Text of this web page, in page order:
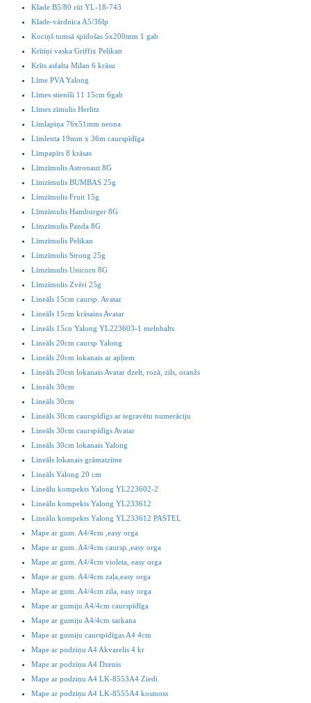
Klade B5/80 rūt YL-18-743
Klade-vārdnīca A5/36lp
Kociņš tumsā spīdošas 5x200mm 1 gab
Krītiņi vaska Griffix Pelikan
Krīts asfalta Milan 6 krāsu
Līme PVA Yalong
Līmes stienīši 11 15cm 6gab
Līmes zīmulis Herlitz
Līmlapiņa 76x51mm neona
Līmlenta 19mm x 36m caurspīdīga
Līmpapīrs 8 krāsas
Līmzīmulis Astronaut 8G
Līmzīmulis BUMBAS 25g
Līmzīmulis Fruit 15g
Līmzīmulis Hamburger 8G
Līmzīmulis Panda 8G
Līmzīmulis Pelikan
Līmzīmulis Strong 25g
Līmzīmulis Unicorn 8G
Līmzīmulis Zvēri 25g
Lineāls 15cm caursp. Avatar
Lineāls 15cm krāsains Avatar
Lineāls 15cn Yalong YL223603-1 melnbalts
Lineāls 20cm caursp Yalong
Lineāls 20cm lokanais ar apļiem
Lineāls 20cm lokanais Avatar dzelt, rozā, zils, oranžs
Lineāls 30cm
Lineāls 30cm
Lineāls 30cm caurspīdīgs ar iegravētu numerāciju
Lineāls 30cm caurspīdīgs Avatar
Lineāls 30cm lokanais Yalong
Lineāls lokanais grāmatzīme
Lineāls Yalong 20 cm
Lineālu kompekts Yalong YL223602-2
Lineālu kompekts Yalong YL233612
Lineālu kompekts Yalong YL233612 PASTEL
Mape ar gum. A4/4cm ,easy orga
Mape ar gum. A4/4cm caursp.,easy orga
Mape ar gum. A4/4cm violeta, easy orga
Mape ar gum. A4/4cm zaļa,easy orga
Mape ar gum. A4/4cm zila, easy orga
Mape ar gumiju A4/4cm caurspīdīga
Mape ar gumiju A4/4cm sarkana
Mape ar gumiju caurspīdīgas A4 4cm
Mape ar podziņu A4 Akvarelis 4 kr
Mape ar podziņu A4 Dzenis
Mape ar podziņu A4 LK-8553A4 Ziedi
Mape ar podziņu A4 LK-8555A4 kosmoss